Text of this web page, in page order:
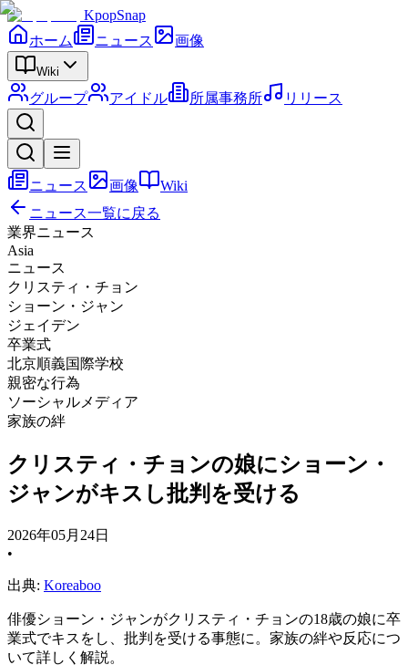
KpopSnap
ホーム
ニュース 画像
Wiki
グループ アイドル 所属事務所 リリース
ニュース 画像
Wiki
ニュース一覧に戻る
業界ニュース
Asia
ニュース
クリスティ・チョン
ショーン・ジャン
ジェイデン
卒業式
北京順義国際学校
親密な行為
ソーシャルメディア
家族の絆
クリスティ・チョンの娘にショーン・
ジャンがキスし批判を受ける
2026年05月24日
•
出典: Koreaboo
俳優ショーン・ジャンがクリスティ・チョンの18歳の娘に卒
業式でキスをし、批判を受ける事態に。家族の絆や反応につ
いて詳しく解説。